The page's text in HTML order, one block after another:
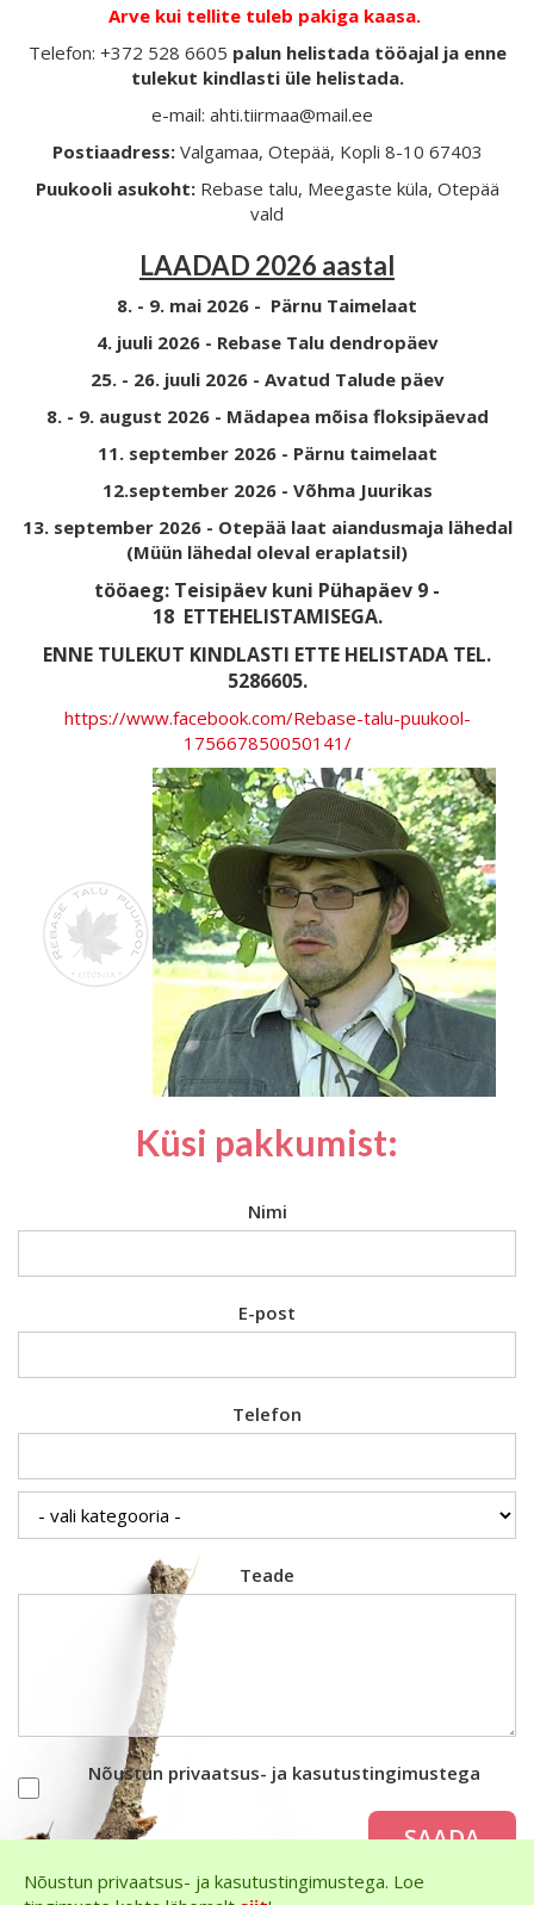
Arve kui tellite tuleb pakiga kaasa.
Telefon: +372 528 6605 palun helistada tööajal ja enne
tulekut kindlasti üle helistada.
e-mail: ahti.tiirmaa@mail.ee
Postiaadress: Valgamaa, Otepää, Kopli 8-10 67403
Puukooli asukoht: Rebase talu, Meegaste küla, Otepää
vald
LAADAD 2026 aastal
8. - 9. mai 2026 - Pärnu Taimelaat
4. juuli 2026 - Rebase Talu dendropäev
25. - 26. juuli 2026 - Avatud Talude päev
8. - 9. august 2026 - Mädapea mõisa floksipäevad
11. september 2026 - Pärnu taimelaat
12.september 2026 - Võhma Juurikas
13. september 2026 - Otepää laat aiandusmaja lähedal
(Müün lähedal oleval eraplatsil)
tööaeg: Teisipäev kuni Pühapäev 9 -
18 ETTEHELISTAMISEGA.
ENNE TULEKUT KINDLASTI ETTE HELISTADA TEL.
5286605.
https://www.facebook.com/Rebase-talu-puukool-
175667850050141/
Küsi pakkumist:
Nimi
E-post
Telefon
Teade
Nõustun privaatsus- ja kasutustingimustega
SAADA
Nõustun privaatsus- ja kasutustingimustega. Loe